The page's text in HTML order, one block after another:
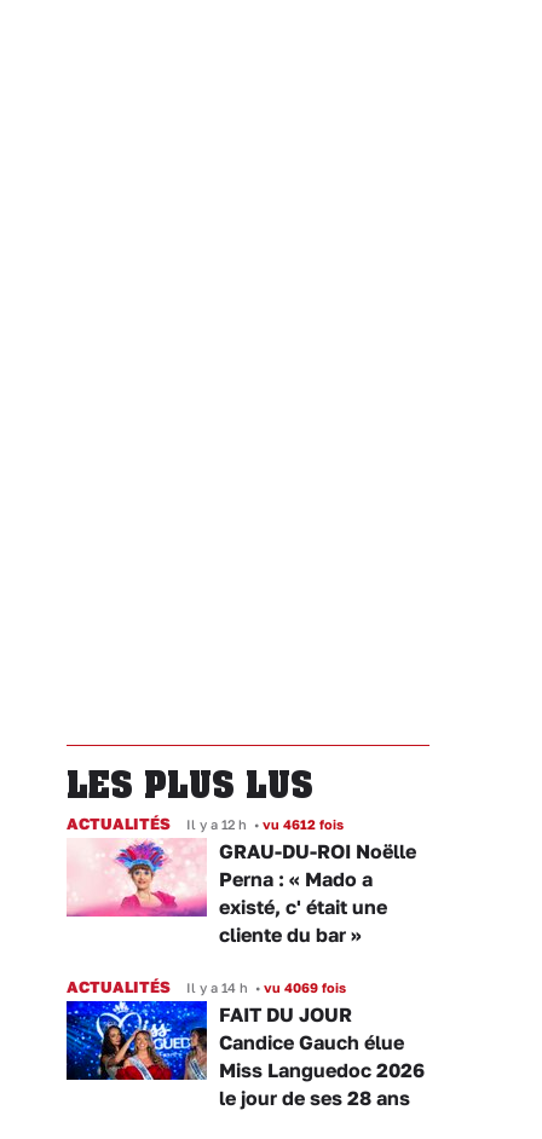
LES PLUS LUS
ACTUALITÉS Il y a 12 h • vu 4612 fois
GRAU-DU-ROI Noëlle
Perna : « Mado a
existé, c' était une
cliente du bar »
ACTUALITÉS Il y a 14 h • vu 4069 fois
FAIT DU JOUR
Candice Gauch élue
Miss Languedoc 2026
le jour de ses 28 ans